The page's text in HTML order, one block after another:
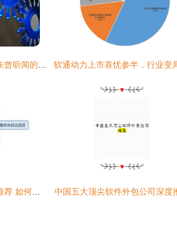
中国五大顶尖软件外包公司深度